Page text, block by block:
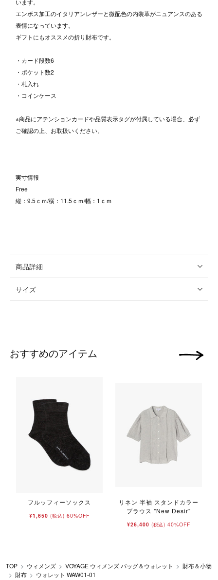
います。
エンボス加工のイタリアンレザーと微配色の内装革がニュアンスのある
表情になっています。
ギフトにもオススメの折り財布です。
・カード段数6
・ポケット数2
・札入れ
・コインケース
※商品にアテンションカードや品質表示タグが付属している場合、必ず
ご確認の上、お取扱いください。
実寸情報
Free
縦：9.5ｃｍ/横：11.5ｃｍ/幅：1ｃｍ
商品詳細
サイズ
おすすめのアイテム
フルッフィーソックス
¥1,650 (税込) 60%OFF
リネン 半袖 スタンドカラー
ブラウス "New Desir"
¥26,400 (税込) 40%OFF
次の画像
TOP ウィメンズ VOYAGE ウィメンズ バッグ＆ウォレット
財布＆小物
財布
ウォレット WAW01-01